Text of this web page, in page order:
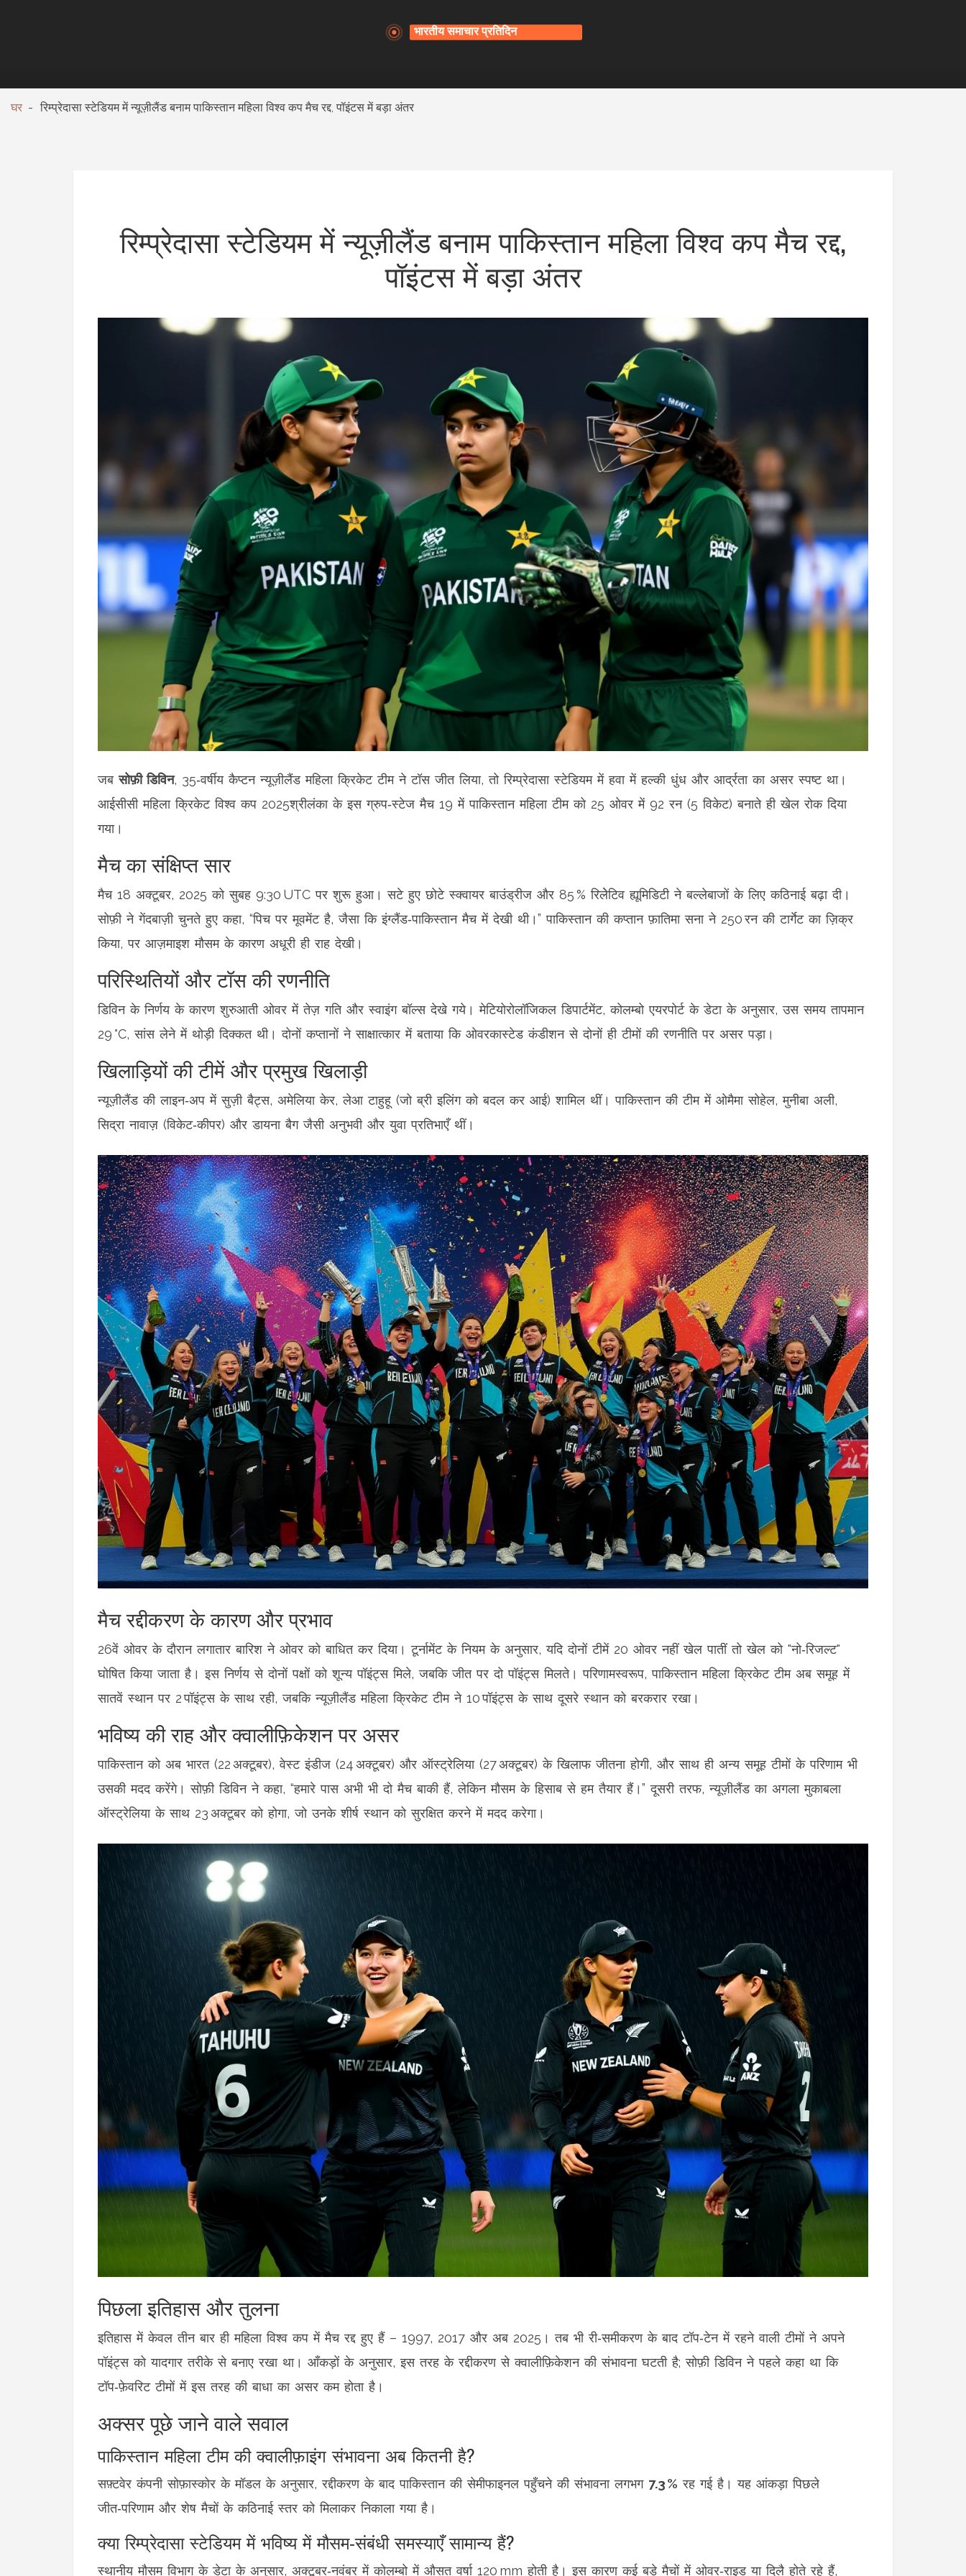
घर रिम्प्रेदासा स्टेडियम में न्यूज़ीलैंड बनाम पाकिस्तान महिला विश्व कप मैच रद्द, पॉइंटस में बड़ा अंतर
रिम्प्रेदासा स्टेडियम में न्यूज़ीलैंड बनाम पाकिस्तान महिला विश्व कप मैच रद्द,
पॉइंटस में बड़ा अंतर
जबसोफ़ी डिविन, 35‑वर्षीयकैप्टन न्यूज़ीलैंड महिला क्रिकेट टीमने टॉस जीत लिया, तोरिम्प्रेदासा स्टेडियममें हवा में हल्की धुंध और आर्द्रता का असर स्पष्ट था।
आईसीसी महिला क्रिकेट विश्व कप 2025श्रीलंकाके इस ग्रुप‑स्टेज मैच 19 में पाकिस्तान महिला टीम को 25 ओवर में 92 रन (5 विकेट) बनाते ही खेल रोक दिया
गया।
मैच का संक्षिप्त सार
मैच 18 अक्टूबर, 2025 को सुबह 9:30 UTC पर शुरू हुआ। सटे हुए छोटे स्क्वायर बाउंड्रीज और 85 % रिलेेटिव ह्यूमिडिटी ने बल्लेबाजों के लिए कठिनाई बढ़ा दी।
सोफ़ी ने गेंदबाज़ी चुनते हुए कहा, “पिच पर मूवमेंट है, जैसा कि इंग्लैंड‑पाकिस्तान मैच में देखी थी।” पाकिस्तान की कप्तानफ़ातिमा सनाने 250 रन की टार्गेट का ज़िक्र
किया, पर आज़माइश मौसम के कारण अधूरी ही राह देखी।
परिस्थितियों और टॉस की रणनीति
डिविन के निर्णय के कारण शुरुआती ओवर में तेज़ गति और स्वाइंग बॉल्स देखे गये। मेटियोरोलॉजिकल डिपार्टमेंट, कोलम्बो एयरपोर्ट के डेटा के अनुसार, उस समय तापमान
29 °C, सांस लेने में थोड़ी दिक्कत थी। दोनों कप्तानों ने साक्षात्कार में बताया कि ओवरकास्टेड कंडीशन से दोनों ही टीमों की रणनीति पर असर पड़ा।
खिलाड़ियों की टीमें और प्रमुख खिलाड़ी
न्यूज़ीलैंड की लाइन‑अप मेंसुज़ी बैट्स, अमेलिया केर,लेआ टाहुहू (जोब्री इलिंगको बदल कर आई) शामिल थीं। पाकिस्तान की टीम में ओमैमा सोहेल,मुनीबा अली,
सिद्रा नावाज़ (विकेट‑कीपर) औरडायना बैगजैसी अनुभवी और युवा प्रतिभाएँ थीं।
मैच रद्दीकरण के कारण और प्रभाव
26वें ओवर के दौरान लगातार बारिश ने ओवर को बाधित कर दिया। टूर्नामेंट के नियम के अनुसार, यदि दोनों टीमें 20 ओवर नहीं खेल पातीं तो खेल को "नो‑रिजल्ट"
घोषित किया जाता है। इस निर्णय से दोनों पक्षों को शून्य पॉइंट्स मिले, जबकि जीत पर दो पॉइंट्स मिलते। परिणामस्वरूप,पाकिस्तान महिला क्रिकेट टीमअब समूह में
सातवें स्थान पर 2 पॉइंट्स के साथ रही, जबकिन्यूज़ीलैंड महिला क्रिकेट टीमने 10 पॉइंट्स के साथ दूसरे स्थान को बरकरार रखा।
भविष्य की राह और क्वालीफ़िकेशन पर असर
पाकिस्तान को अब भारत (22 अक्टूबर), वेस्ट इंडीज (24 अक्टूबर) और ऑस्ट्रेलिया (27 अक्टूबर) के खिलाफ जीतना होगी, और साथ ही अन्य समूह टीमों के परिणाम भी
उसकी मदद करेंगे। सोफ़ी डिविन ने कहा, “हमारे पास अभी भी दो मैच बाकी हैं, लेकिन मौसम के हिसाब से हम तैयार हैं।” दूसरी तरफ, न्यूज़ीलैंड का अगला मुकाबला
ऑस्ट्रेलिया के साथ 23 अक्टूबर को होगा, जो उनके शीर्ष स्थान को सुरक्षित करने में मदद करेगा।
पिछला इतिहास और तुलना
इतिहास में केवल तीन बार ही महिला विश्व कप में मैच रद्द हुए हैं – 1997, 2017 और अब 2025। तब भी री‑समीकरण के बाद टॉप‑टेन में रहने वाली टीमों ने अपने
पॉइंट्स को यादगार तरीके से बनाए रखा था। आँकड़ों के अनुसार, इस तरह के रद्दीकरण से क्वालीफ़िकेशन की संभावना घटती है; सोफ़ी डिविन ने पहले कहा था कि
टॉप‑फ़ेवरिट टीमों में इस तरह की बाधा का असर कम होता है।
अक्सर पूछे जाने वाले सवाल
पाकिस्तान महिला टीम की क्वालीफ़ाइंग संभावना अब कितनी है?
सफ़्टवेर कंपनी सोफ़ास्कोर के मॉडल के अनुसार, रद्दीकरण के बाद पाकिस्तान की सेमीफाइनल पहुँचने की संभावना लगभग 7.3 % रह गई है। यह आंकड़ा पिछले
जीत‑परिणाम और शेष मैचों के कठिनाई स्तर को मिलाकर निकाला गया है।
क्या रिम्प्रेदासा स्टेडियम में भविष्य में मौसम‑संबंधी समस्याएँ सामान्य हैं?
स्थानीय मौसम विभाग के डेटा के अनुसार, अक्टूबर‑नवंबर में कोलम्बो में औसत वर्षा 120 mm होती है। इस कारण कई बड़े मैचों में ओवर‑राइड या दिलै होते रहे हैं,